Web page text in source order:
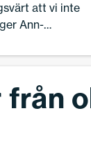
att vi inte
Ann-
från